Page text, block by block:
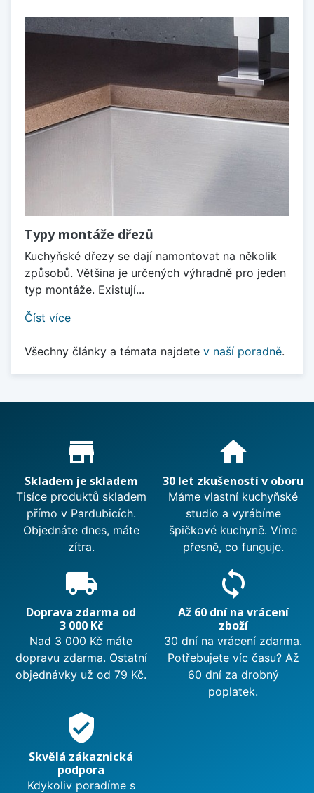
Typy montáže dřezů
Kuchyňské dřezy se dají namontovat na několik
způsobů. Většina je určených výhradně pro jeden
typ montáže. Existují...
Číst více
Všechny články a témata najdete v naší poradně.
Proč nakupovat u nás?
store_mall_directory
Skladem je skladem
Tisíce produktů skladem
přímo v Pardubicích.
Objednáte dnes, máte
zítra.
home
30 let zkušeností v oboru
Máme vlastní kuchyňské
studio a vyrábíme
špičkové kuchyně. Víme
přesně, co funguje.
local_shipping
Doprava zdarma od
3 000 Kč
Nad 3 000 Kč máte
dopravu zdarma. Ostatní
objednávky už od 79 Kč.
sync
Až 60 dní na vrácení
zboží
30 dní na vrácení zdarma.
Potřebujete víc času? Až
60 dní za drobný
poplatek.
verified_user
Skvělá zákaznická
podpora
Kdykoliv poradíme s